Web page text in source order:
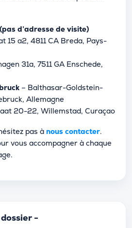
d’adresse de visite)
15 a2, 4811 CA Breda, Pays-
31a, 7511 GA Enschede,
– Balthasar-Goldstein-
Allemagne
20-22, Willemstad, Curaçao
pas à nous contacter.
vous accompagner à chaque
-